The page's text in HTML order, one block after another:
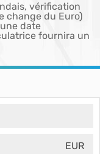
vérification
change du Euro)
date
fournira un
EUR